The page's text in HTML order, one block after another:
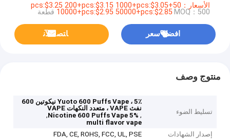
الأسعار：50+pcs:$3.25 200+pcs:$3.15 1000+pcs:$3.05
10000+pcs:$2.95 50000+pcs:$2.85 MOQ：500 قطعة
افضل سعر ﺎﺘﺼﻟ ﺍﻶﻧ
منتوج وصف
تسليط الضوء
Yuoto 600 Puffs Vape ، 5٪ نيكوتين 600
نفث VAPE ، متعدد النكهات VAPE
,
5% Nicotine 600 Puffs Vape
,
multi flavor vape
إصدار الشهادات
FDA, CE, ROHS, FCC, UL, PSE